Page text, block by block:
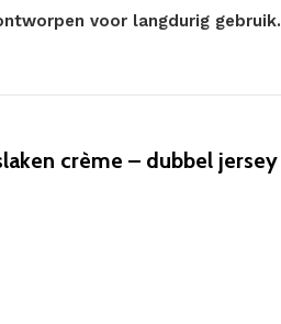
voor langdurig gebruik.
crème – dubbel jersey